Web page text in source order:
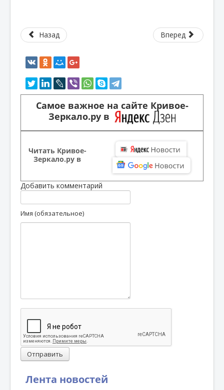
Лента новостей
Назад Вперед
Самое важное на сайте Кривое-
Зеркало.ру в
Читать Кривое-
Зеркало.ру в
Добавить комментарий
Имя (обязательное)
Отправить